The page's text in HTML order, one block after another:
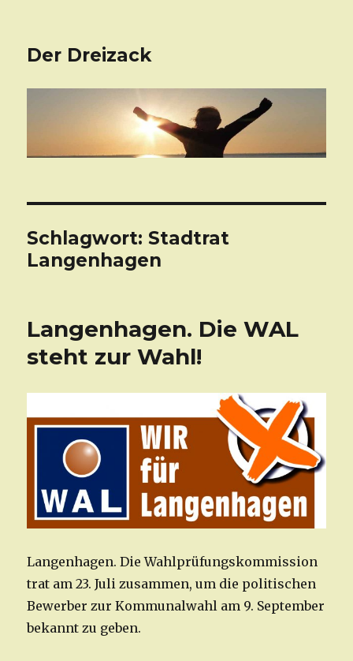
Der Dreizack
Schlagwort: Stadtrat
Langenhagen
Langenhagen. Die WAL
steht zur Wahl!
Langenhagen. Die Wahlprüfungskommission
trat am 23. Juli zusammen, um die politischen
Bewerber zur Kommunalwahl am 9. September
bekannt zu geben.